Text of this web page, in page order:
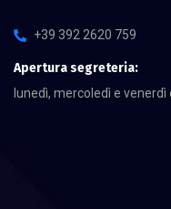
+39 392 2620 759
Apertura segreteria:
lunedì, mercoledì e venerdì